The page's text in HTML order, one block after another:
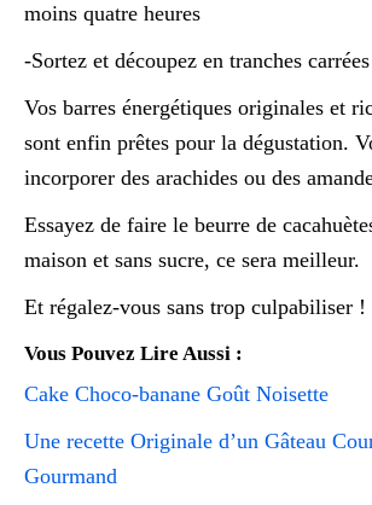
moins quatre heures
-Sortez et découpez en tranches
Vos barres énergétiques originales et
sont enfin prêtes pour la dégustation.
incorporer des arachides ou des
Essayez de faire le beurre de
maison et sans sucre, ce sera meilleur.
Et régalez-vous sans trop culpabiliser !
Vous Pouvez Lire Aussi :
Cake Choco-banane Goût Noisette
Une recette Originale d’un Gâteau
Gourmand